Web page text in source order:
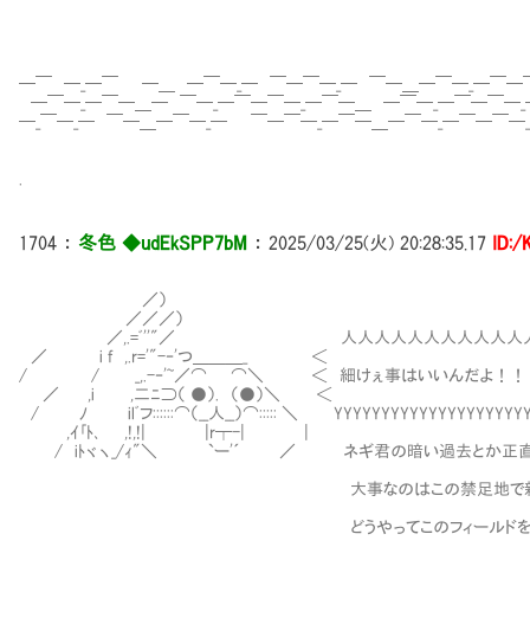
─￣ ─_─￣ ─＿ ─￣─_─ ￣─￣─_─ ￣─＿─￣─_─￣─
─￣─_─￣─＿─ ￣─_─￣─￣─_─￣─＿ ─￣─_─￣─￣
─_￣─_─ ￣─＿─￣─_─ ￣─￣─_─￣─＿─￣─_─￣─￣
1704 ： 冬色 ◆udEkSPP7bM ： 2025/03/25(火) 20:28:35.17 ID:/
／）
／／／）
／,.=ﾞ''"／ 人人人人人人人人人人人
／ i f ,.r='"-‐'つ＿＿＿_ ＜
/ / _,.-‐'~／⌒ ⌒＼ ＜ 細けぇ事はいいんだよ！！
／ ,i ,二ﾆ⊃（ ●）. （●）＼ ＜
/ ﾉ ilﾞフ::::::⌒（__人__）⌒::::: ＼
,ｲ｢ﾄ､ ,!,!| |r┬-| |
/ iﾄヾヽ_/ｨ"＼ `ー'´ ／ ネギ君の暗い過去とか正直や
大事なのはこの禁足地で新しいモンス
どうやってこのフィールドを楽しむか